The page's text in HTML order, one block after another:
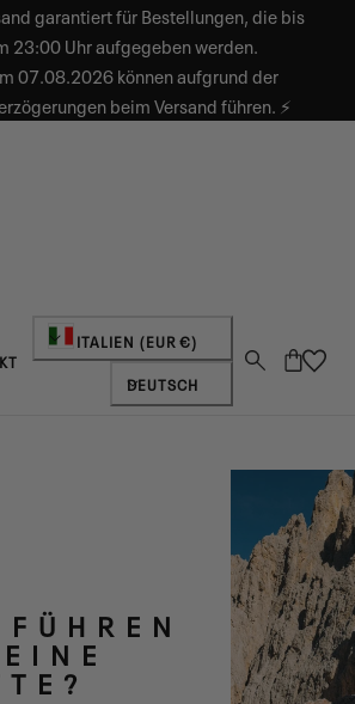
garantiert für Bestellungen, die bis
23:00 Uhr aufgegeben werden.
07.08.2026 können aufgrund der
beim Versand führen. ⚡
Land/Region
ITALIEN (EUR €)
Sprache
DEUTSCH
Warenkorb
LINIEN